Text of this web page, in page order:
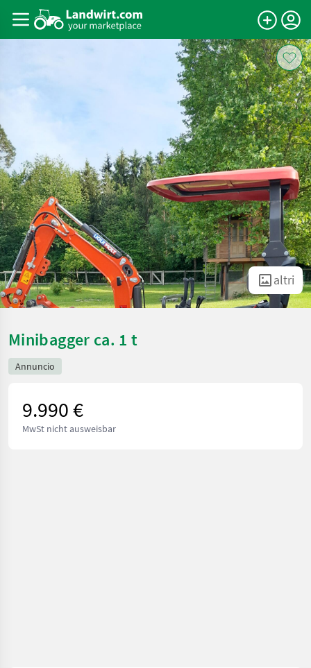
altri
Minibagger ca. 1 t
Annuncio
9.990 €
MwSt nicht ausweisbar